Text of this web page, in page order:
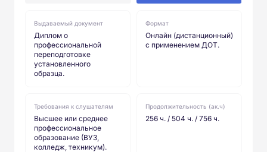
Выдаваемый документ
Диплом о
профессиональной
переподготовке
установленного
образца.
Формат
Онлайн (дистанционный)
с применением ДОТ.
Требования к слушателям
Высшее или среднее
профессиональное
образование (ВУЗ,
колледж, техникум).
Продолжительность (ак.ч)
256 ч. / 504 ч. / 756 ч.